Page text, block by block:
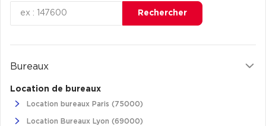
Rechercher
Bureaux
Location de bureaux
Location bureaux Paris (75000)
Location Bureaux Lyon (69000)